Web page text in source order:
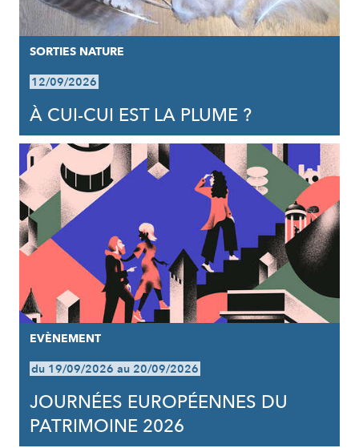
SORTIES NATURE
12/09/2026
À CUI-CUI EST LA PLUME ?
EVÈNEMENT
du 19/09/2026 au 20/09/2026
JOURNÉES EUROPÉENNES DU
PATRIMOINE 2026